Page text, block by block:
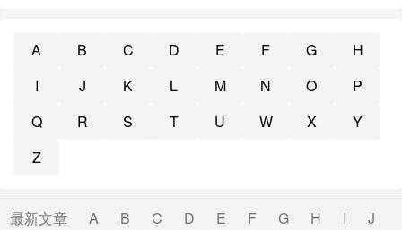
A B C D E F G
H
I
J K L M N O
P
Q
R S T U W X
Y
Z
最新文章 A B C D E F G H I
J